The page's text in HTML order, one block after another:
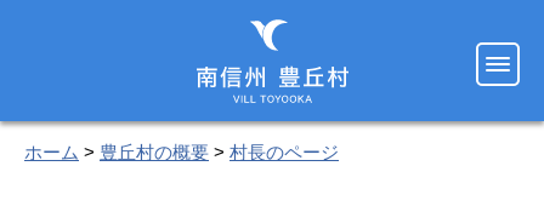
ホーム > 豊丘村の概要 > 村長のページ